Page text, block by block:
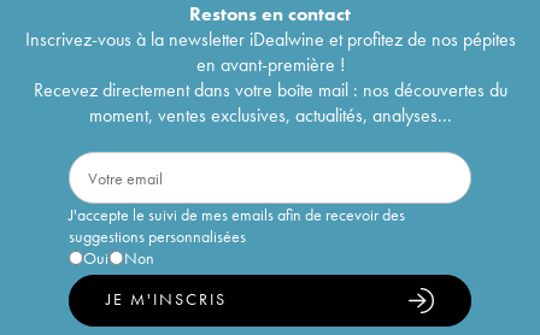
Restons encontact
Inscrivez-vous à la newsletter iDealwine et profitez de nos pépites
en avant-première !
Recevez directement dans votre boîte mail : nos découvertes du
moment, ventes exclusives, actualités, analyses...
J'accepte le suivi de mes emails afin de recevoir des
suggestions personnalisées
Oui
Non
JE M'INSCRIS